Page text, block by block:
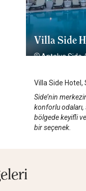
Villa Side
Antalya Side/
Villa Side Hotel,
Side’nin
konforlu odaları,
bölgede keyifli
bir seçenek.